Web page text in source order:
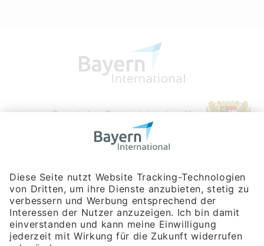
Bayerische Gesellschaft für Internationale
Rosenheimer Str. 143C
81671 München
Tel:+49 180 5949260
(Festnetz 14 ct/min, Mobil max. 42 ct/min)